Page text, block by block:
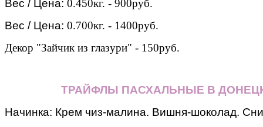
Вес / Цена: 0.450кг. - 900руб.
Вес / Цена: 0.700кг. - 1400руб.
Декор "Зайчик из глазури" - 150руб.
ТРАЙФЛЫ ПАСХАЛЬНЫЕ В
Начинка: Крем чиз-малина. Вишня-шоколад.